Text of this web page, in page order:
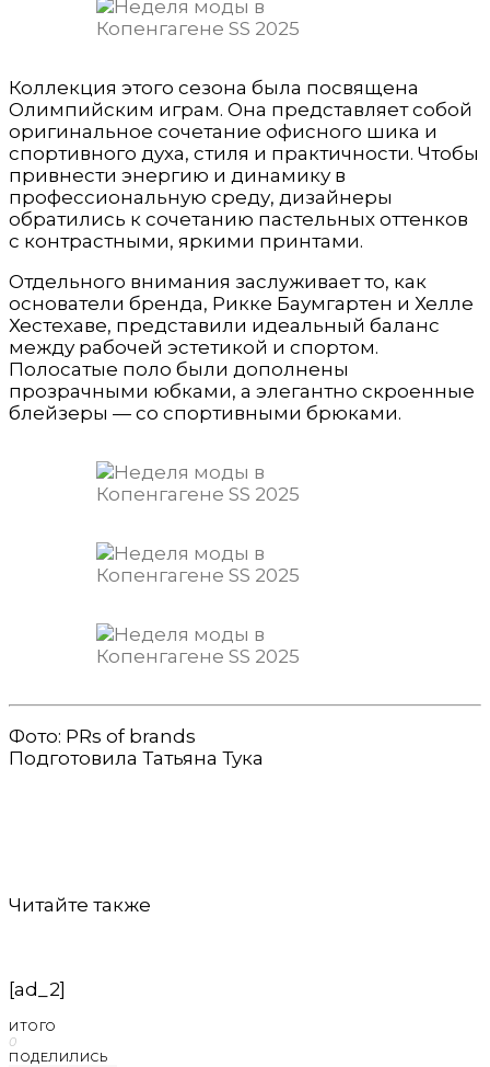
Коллекция этого сезона была посвящена
Олимпийским играм. Она представляет собой
оригинальное сочетание офисного шика и
спортивного духа, стиля и практичности. Чтобы
привнести энергию и динамику в
профессиональную среду, дизайнеры
обратились к сочетанию пастельных оттенков
с контрастными, яркими принтами.
Отдельного внимания заслуживает то, как
основатели бренда, Рикке Баумгартен и Хелле
Хестехаве, представили идеальный баланс
между рабочей эстетикой и спортом.
Полосатые поло были дополнены
прозрачными юбками, а элегантно скроенные
блейзеры — со спортивными брюками.
Фото: PRs of brands
Подготовила Татьяна Тука
Читайте также
[ad_2]
ИТОГО
0
ПОДЕЛИЛИСЬ